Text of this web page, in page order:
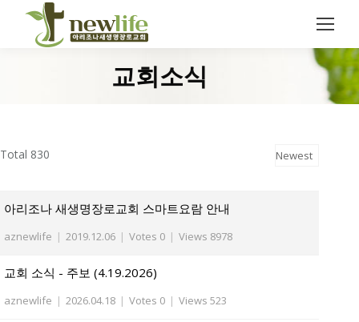
Search:
교회소식
You are here:
Total 830
아리조나 새생명장로교회 스마트요람 안내
aznewlife | 2019.12.06 | Votes 0 | Views 8978
교회 소식 - 주보 (4.19.2026)
aznewlife | 2026.04.18 | Votes 0 | Views 523